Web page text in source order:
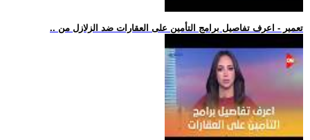
.. تعمير - اعرف تفاصيل برامج التأمين على العقارات ضد الزلازل من